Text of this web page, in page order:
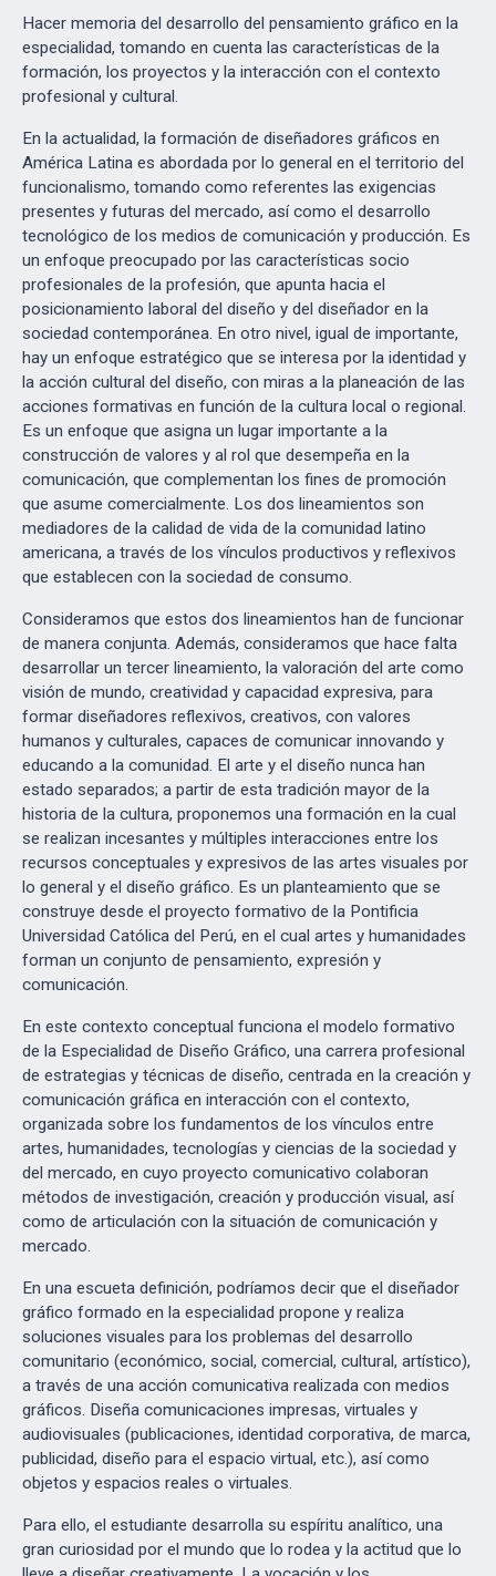
Hacer memoria del desarrollo del pensamiento gráfico en la
especialidad, tomando en cuenta las características de la
formación, los proyectos y la interacción con el contexto
profesional y cultural.
En la actualidad, la formación de diseñadores gráficos en
América Latina es abordada por lo general en el territorio del
funcionalismo, tomando como referentes las exigencias
presentes y futuras del mercado, así como el desarrollo
tecnológico de los medios de comunicación y producción. Es
un enfoque preocupado por las características socio
profesionales de la profesión, que apunta hacia el
posicionamiento laboral del diseño y del diseñador en la
sociedad contemporánea. En otro nivel, igual de importante,
hay un enfoque estratégico que se interesa por la identidad y
la acción cultural del diseño, con miras a la planeación de las
acciones formativas en función de la cultura local o regional.
Es un enfoque que asigna un lugar importante a la
construcción de valores y al rol que desempeña en la
comunicación, que complementan los fines de promoción
que asume comercialmente. Los dos lineamientos son
mediadores de la calidad de vida de la comunidad latino
americana, a través de los vínculos productivos y reflexivos
que establecen con la sociedad de consumo.
Consideramos que estos dos lineamientos han de funcionar
de manera conjunta. Además, consideramos que hace falta
desarrollar un tercer lineamiento, la valoración del arte como
visión de mundo, creatividad y capacidad expresiva, para
formar diseñadores reflexivos, creativos, con valores
humanos y culturales, capaces de comunicar innovando y
educando a la comunidad. El arte y el diseño nunca han
estado separados; a partir de esta tradición mayor de la
historia de la cultura, proponemos una formación en la cual
se realizan incesantes y múltiples interacciones entre los
recursos conceptuales y expresivos de las artes visuales por
lo general y el diseño gráfico. Es un planteamiento que se
construye desde el proyecto formativo de la Pontificia
Universidad Católica del Perú, en el cual artes y humanidades
forman un conjunto de pensamiento, expresión y
comunicación.
En este contexto conceptual funciona el modelo formativo
de la Especialidad de Diseño Gráfico, una carrera profesional
de estrategias y técnicas de diseño, centrada en la creación y
comunicación gráfica en interacción con el contexto,
organizada sobre los fundamentos de los vínculos entre
artes, humanidades, tecnologías y ciencias de la sociedad y
del mercado, en cuyo proyecto comunicativo colaboran
métodos de investigación, creación y producción visual, así
como de articulación con la situación de comunicación y
mercado.
En una escueta definición, podríamos decir que el diseñador
gráfico formado en la especialidad propone y realiza
soluciones visuales para los problemas del desarrollo
comunitario (económico, social, comercial, cultural, artístico),
a través de una acción comunicativa realizada con medios
gráficos. Diseña comunicaciones impresas, virtuales y
audiovisuales (publicaciones, identidad corporativa, de marca,
publicidad, diseño para el espacio virtual, etc.), así como
objetos y espacios reales o virtuales.
Para ello, el estudiante desarrolla su espíritu analítico, una
gran curiosidad por el mundo que lo rodea y la actitud que lo